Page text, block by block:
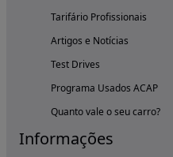
Tarifário Profissionais
Artigos e Notícias
Test Drives
Programa Usados ACAP
Quanto vale o seu carro?
Informações